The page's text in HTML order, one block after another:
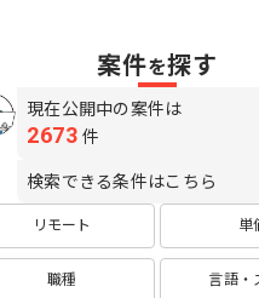
案件を探す
現在公開中の案件は
2673 件
検索できる条件はこちら
リモート 単
職種 言語・